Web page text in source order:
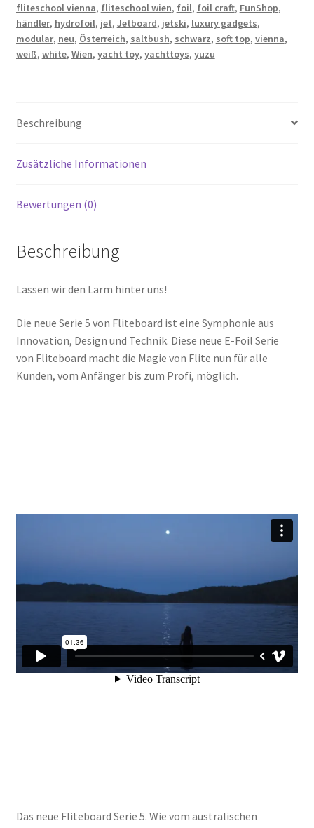
fliteschool vienna, fliteschool wien, foil, foil craft, FunShop,
händler, hydrofoil, jet, Jetboard, jetski, luxury gadgets,
modular, neu, Österreich, saltbush, schwarz, soft top, vienna,
weiß, white, Wien, yacht toy, yachttoys, yuzu
Beschreibung
Zusätzliche Informationen
Bewertungen (0)
Beschreibung
Lassen wir den Lärm hinter uns!
Die neue Serie 5 von Fliteboard ist eine Symphonie aus
Innovation, Design und Technik. Diese neue E-Foil Serie
von Fliteboard macht die Magie von Flite nun für alle
Kunden, vom Anfänger bis zum Profi, möglich.
Das neue Fliteboard Serie 5. Wie vom australischen